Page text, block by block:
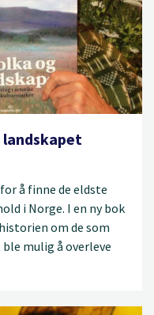
å finne de eldste
i Norge. I en ny bok
om de som
mulig å overleve